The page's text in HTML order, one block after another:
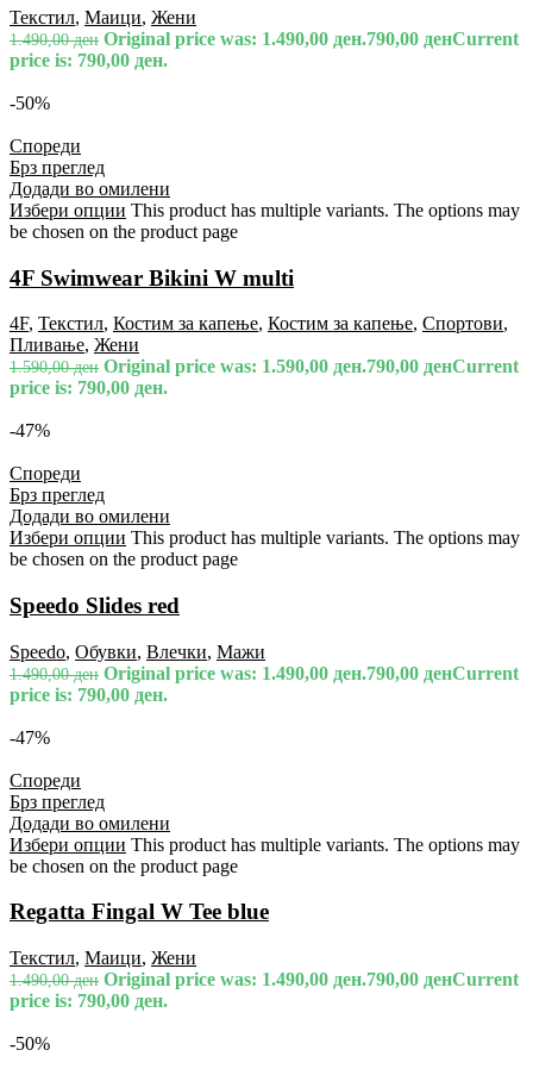
Текстил, Маици, Жени
1.490,00ден Original price was: 1.490,00 ден.790,00 денCurrent
price is: 790,00 ден.
-50%
Спореди
Брз преглед
Додади во омилени
Избери опции This product has multiple variants. The options may
be chosen on the product page
4F Swimwear Bikini W multi
4F, Текстил, Костим за капење, Костим за капење, Спортови,
Пливање, Жени
1.590,00ден Original price was: 1.590,00 ден.790,00 денCurrent
price is: 790,00 ден.
-47%
Спореди
Брз преглед
Додади во омилени
Избери опции This product has multiple variants. The options may
be chosen on the product page
Speedo Slides red
Speedo, Обувки, Влечки, Мажи
1.490,00ден Original price was: 1.490,00 ден.790,00 денCurrent
price is: 790,00 ден.
-47%
Спореди
Брз преглед
Додади во омилени
Избери опции This product has multiple variants. The options may
be chosen on the product page
Regatta Fingal W Tee blue
Текстил, Маици, Жени
1.490,00ден Original price was: 1.490,00 ден.790,00 денCurrent
price is: 790,00 ден.
-50%